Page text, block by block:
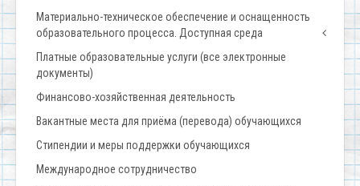
Материально-техническое обеспечение и оснащенность
образовательного процесса. Доступная среда
Платные образовательные услуги (все электронные
документы)
Финансово-хозяйственная деятельность
Вакантные места для приёма (перевода) обучающихся
Стипендии и меры поддержки обучающихся
Международное сотрудничество